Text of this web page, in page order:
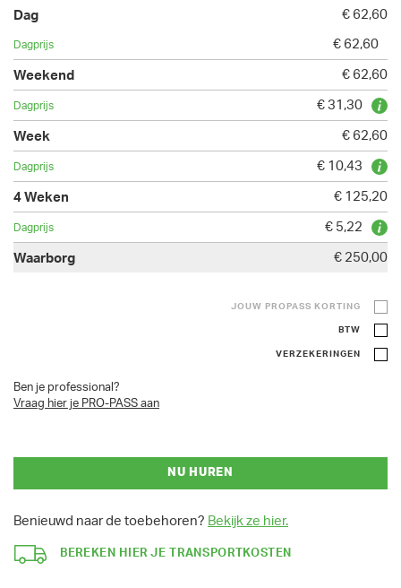
€ 62,60
€ 62,60
€ 62,60
€ 31,30
€ 62,60
€ 10,43
€ 125,20
€ 5,22
€ 250,00
JOUW PROPASS KORTING
BTW
VERZEKERINGEN
Ben je professional?
Vraag hier je PRO-PASS aan
NU HUREN
Benieuwd naar de toebehoren? Bekijk ze hier.
BEREKEN HIER JE TRANSPORTKOSTEN